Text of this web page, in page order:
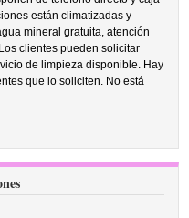
están climatizadas y
mineral gratuita, atención
clientes pueden solicitar
de limpieza disponible. Hay
que lo soliciten. No está